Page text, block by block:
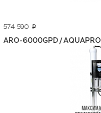
574 590 p
ARO-6000GPD / AQUAPRO